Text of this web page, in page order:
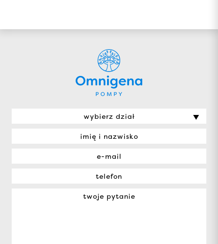
wybierz dział